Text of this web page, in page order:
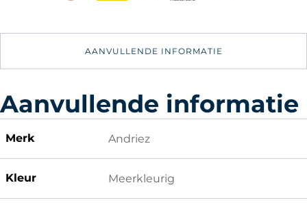
AANVULLENDE INFORMATIE
Aanvullende informatie
Merk Andriez
Kleur Meerkleurig